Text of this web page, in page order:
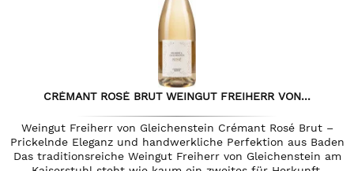
CRÉMANT ROSÉ BRUT WEINGUT FREIHERR VON...
Weingut Freiherr von Gleichenstein Crémant Rosé Brut –
Prickelnde Eleganz und handwerkliche Perfektion aus Baden
Das traditionsreiche Weingut Freiherr von Gleichenstein am